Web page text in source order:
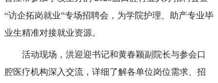
“访企拓岗就业”专场招聘会，为学院护理、助产专业毕
业生精准对接就业资源。
活动现场，洪迎迎书记和黄春颖副院长与参会口
腔医疗机构深入交流，详细了解各单位岗位需求、招